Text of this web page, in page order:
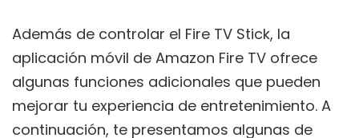
Además de controlar el Fire TV Stick, la
aplicación móvil de Amazon Fire TV ofrece
algunas funciones adicionales que pueden
mejorar tu experiencia de entretenimiento. A
continuación, te presentamos algunas de